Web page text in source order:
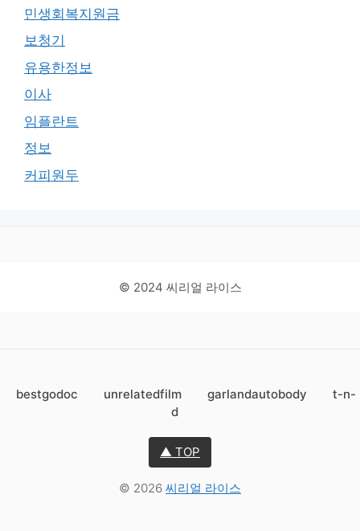
민생회복지원금
보청기
유용한정보
이사
임플란트
정보
커피원두
© 2024 씨리얼 라이스
bestgodoc unrelatedfilm garlandautobody
t-n-
d
▲ TOP
© 2026 씨리얼 라이스